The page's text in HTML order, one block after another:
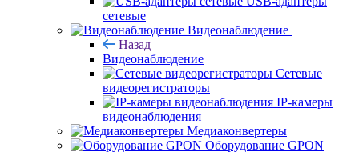
сетевые
Видеонаблюдение
Назад
Видеонаблюдение
Сетевые
видеорегистраторы
IP-камеры
видеонаблюдения
Медиаконвертеры
Оборудование GPON